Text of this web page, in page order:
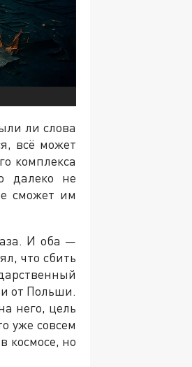
ли слова
всё может
комплекса
далеко не
сможет им
И оба —
что сбить
от Польши.
него, цель
уже совсем
космосе, но